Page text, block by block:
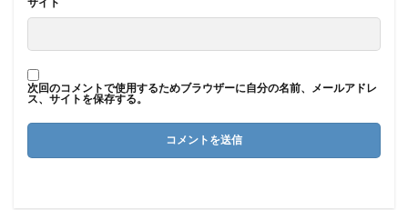
次回のコメントで使用するためブラウザーに自分の名前、メールアドレ
ス、サイトを保存する。